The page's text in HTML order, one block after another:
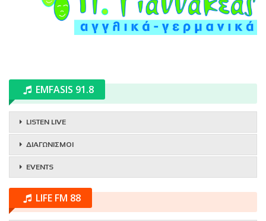
EMFASIS 91.8
LISTEN LIVE
ΔΙΑΓΩΝΙΣΜΟΙ
EVENTS
LIFE FM 88